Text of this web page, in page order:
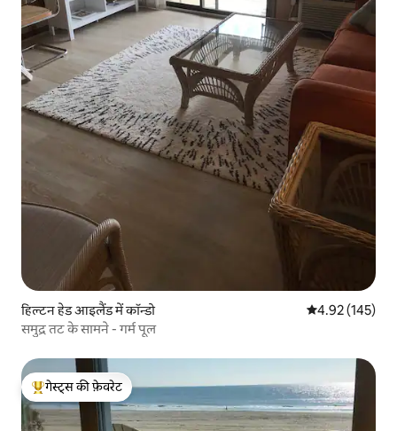
हिल्टन हेड आइलैंड में कॉन्डो औसत रेटिंग 5 में से
4.92 (145)
समुद्र तट के सामने - गर्म पूल
गेस्ट्स का टॉप फ़ेवरेट
गेस्ट्स की फ़ेवरेट